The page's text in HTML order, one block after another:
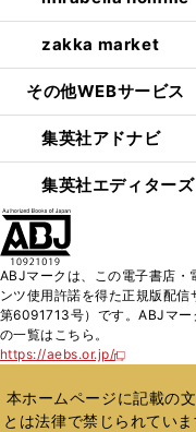
zakka market
その他WEBサービス
集英社アドナビ
集英社エディター
ABJマークは、この電子書店・
ンツ使用許諾を得た正規版配
第6091713号）です。ABJマー
の一覧はこちら。
https://aebs.or.jp/
新
い
ウ
ィ
本ホームページに記載の
とは法律で禁じられてい